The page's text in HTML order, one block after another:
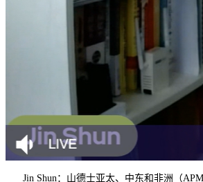
Jin Shun：山德士亚太、中东和非洲（